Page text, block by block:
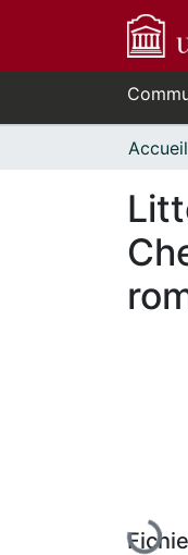
Accueil
En